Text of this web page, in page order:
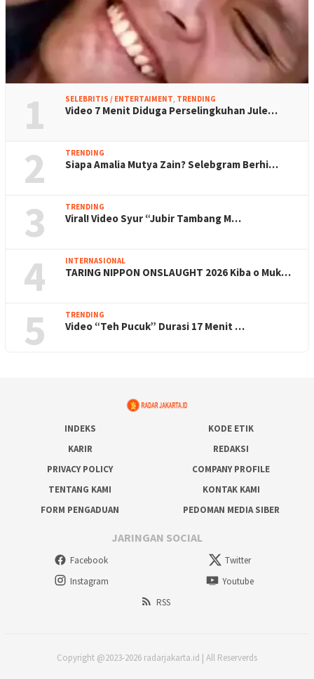
1 SELEBRITIS / ENTERTAIMENT, TRENDING
Video 7 Menit Diduga Perselingkuhan Jule…
2 TRENDING
Siapa Amalia Mutya Zain? Selebgram Berhi…
3 TRENDING
Viral! Video Syur “Jubir Tambang M…
4 INTERNASIONAL
TARING NIPPON ONSLAUGHT 2026 Kiba o Muk…
5 TRENDING
Video “Teh Pucuk” Durasi 17 Menit …
INDEKS
KODE ETIK
KARIR
REDAKSI
PRIVACY POLICY
COMPANY PROFILE
TENTANG KAMI
KONTAK KAMI
FORM PENGADUAN
PEDOMAN MEDIA SIBER
JARINGAN SOCIAL
Facebook
Twitter
Instagram
Youtube
RSS
Copyright @2023-2026 radarjakarta.id | All Reserverds